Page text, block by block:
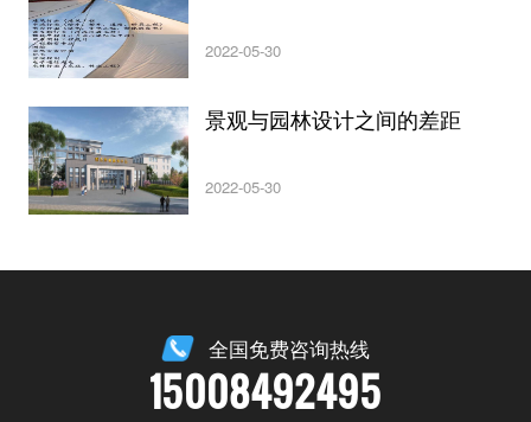
2022-05-30
景观与园林设计之间的差距
2022-05-30
全国免费咨询热线
15008492495